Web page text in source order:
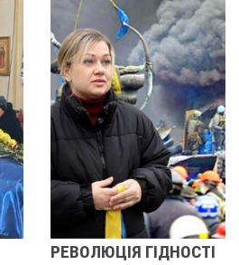
РЕВОЛЮЦІЯ ГІДНОСТІ